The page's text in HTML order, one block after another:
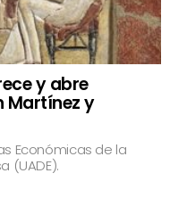
y abre
Martínez y
Económicas de la
(UADE).